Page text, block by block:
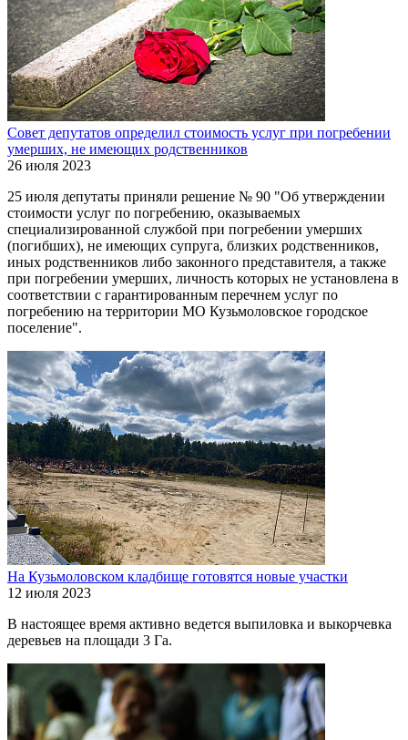
Совет депутатов определил стоимость услуг при погребении
умерших, не имеющих родственников
26 июля 2023
25 июля депутаты приняли решение № 90 "Об утверждении
стоимости услуг по погребению, оказываемых
специализированной службой при погребении умерших
(погибших), не имеющих супруга, близких родственников,
иных родственников либо законного представителя, а также
при погребении умерших, личность которых не установлена в
соответствии с гарантированным перечнем услуг по
погребению на территории МО Кузьмоловское городское
поселение".
На Кузьмоловском кладбище готовятся новые участки
12 июля 2023
В настоящее время активно ведется выпиловка и выкорчевка
деревьев на площади 3 Га.